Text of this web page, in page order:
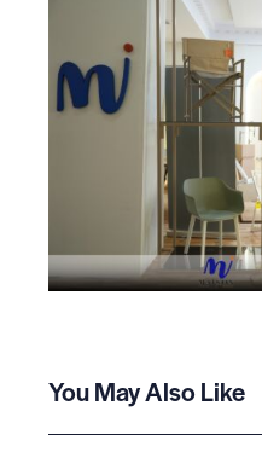
You May Also Like